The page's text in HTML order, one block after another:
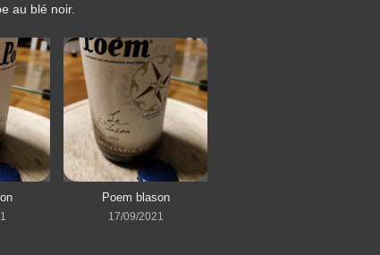
au blé noir.
Poem blason
17/09/2021